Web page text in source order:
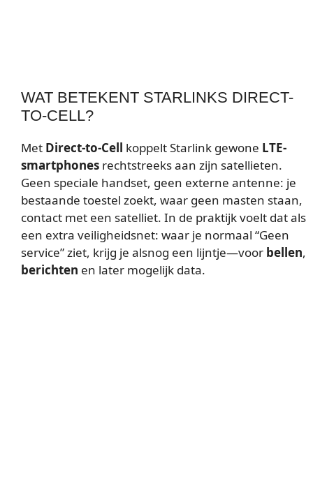
WAT BETEKENT STARLINKS DIRECT-
TO-CELL?
Met Direct-to-Cell koppelt Starlink gewone LTE-
smartphones rechtstreeks aan zijn satellieten.
Geen speciale handset, geen externe antenne: je
bestaande toestel zoekt, waar geen masten staan,
contact met een satelliet. In de praktijk voelt dat als
een extra veiligheidsnet: waar je normaal “Geen
service” ziet, krijg je alsnog een lijntje—voor bellen,
berichten en later mogelijk data.